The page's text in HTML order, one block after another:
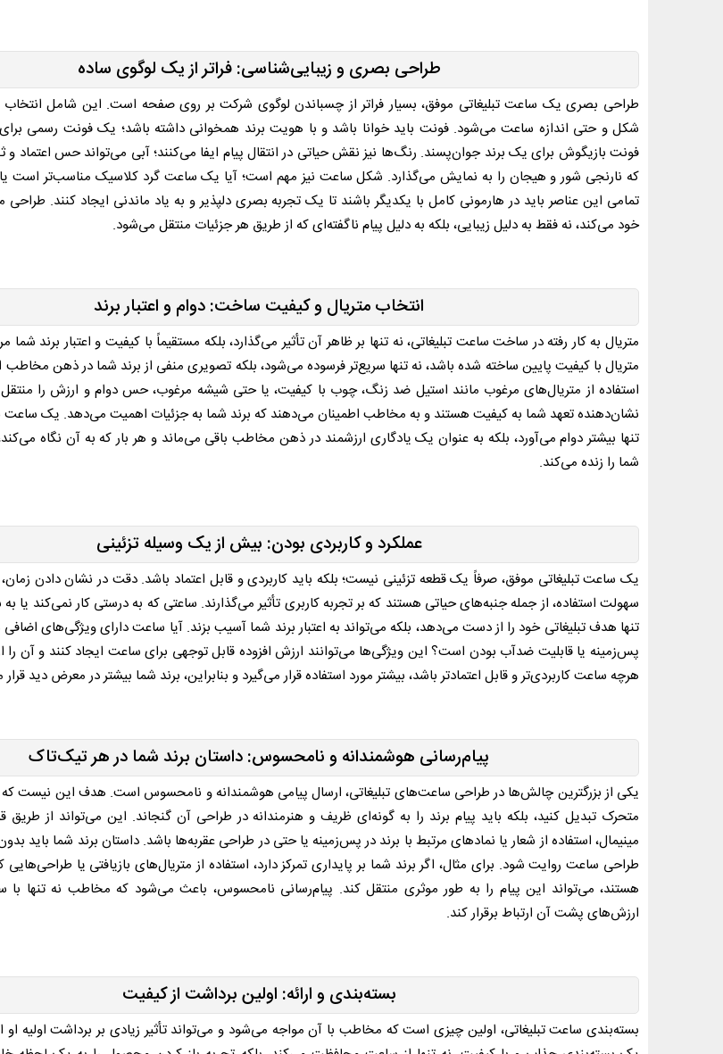
طراحی بصری و زیبایی‌شناسی: فراتر از یک لوگوی ساده
طراحی بصری یک ساعت تبلیغاتی موفق، بسیار فراتر از چسباندن لوگوی شرکت بر روی صفحه است. این شامل انتخاب
شکل و حتی اندازه ساعت می‌شود. فونت باید خوانا باشد و با هویت برند همخوانی داشته باشد؛ یک فونت رسمی
فونت بازیگوش برای یک برند جوان‌پسند. رنگ‌ها نیز نقش حیاتی در انتقال پیام ایفا می‌کنند؛ آبی می‌تواند حس اعتماد و
که نارنجی شور و هیجان را به نمایش می‌گذارد. شکل ساعت نیز مهم است؛ آیا یک ساعت گرد کلاسیک مناسب‌تر است
تمامی این عناصر باید در هارمونی کامل با یکدیگر باشند تا یک تجربه بصری دلپذیر و به یاد ماندنی ایجاد کنند. طراحی
خود می‌کند، نه فقط به دلیل زیبایی، بلکه به دلیل پیام ناگفته‌ای که از طریق هر جزئیات منتقل می‌شود.
انتخاب متریال و کیفیت ساخت: دوام و اعتبار برند
متریال به کار رفته در ساخت ساعت تبلیغاتی، نه تنها بر ظاهر آن تأثیر می‌گذارد، بلکه مستقیماً با کیفیت و اعتبار برند
متریال با کیفیت پایین ساخته شده باشد، نه تنها سریع‌تر فرسوده می‌شود، بلکه تصویری منفی از برند شما در ذهن مخاطب
استفاده از متریال‌های مرغوب مانند استیل ضد زنگ، چوب با کیفیت، یا حتی شیشه مرغوب، حس دوام و ارزش را
نشان‌دهنده تعهد شما به کیفیت هستند و به مخاطب اطمینان می‌دهند که برند شما به جزئیات اهمیت می‌دهد. یک ساعت
تنها بیشتر دوام می‌آورد، بلکه به عنوان یک یادگاری ارزشمند در ذهن مخاطب باقی می‌ماند و هر بار که به آن نگاه
شما را زنده می‌کند.
عملکرد و کاربردی بودن: بیش از یک وسیله تزئینی
یک ساعت تبلیغاتی موفق، صرفاً یک قطعه تزئینی نیست؛ بلکه باید کاربردی و قابل اعتماد باشد. دقت در نشان دادن
سهولت استفاده، از جمله جنبه‌های حیاتی هستند که بر تجربه کاربری تأثیر می‌گذارند. ساعتی که به درستی کار نمی‌کند یا
تنها هدف تبلیغاتی خود را از دست می‌دهد، بلکه می‌تواند به اعتبار برند شما آسیب بزند. آیا ساعت دارای ویژگی‌های اضافی
پس‌زمینه یا قابلیت ضدآب بودن است؟ این ویژگی‌ها می‌توانند ارزش افزوده قابل توجهی برای ساعت ایجاد کنند و آن را
هرچه ساعت کاربردی‌تر و قابل اعتمادتر باشد، بیشتر مورد استفاده قرار می‌گیرد و بنابراین، برند شما بیشتر در معرض دید
پیام‌رسانی هوشمندانه و نامحسوس: داستان برند شما در هر تیک‌تاک
یکی از بزرگترین چالش‌ها در طراحی ساعت‌های تبلیغاتی، ارسال پیامی هوشمندانه و نامحسوس است. هدف این نیست که
متحرک تبدیل کنید، بلکه باید پیام برند را به گونه‌ای ظریف و هنرمندانه در طراحی آن گنجاند. این می‌تواند از طریق
مینیمال، استفاده از شعار یا نمادهای مرتبط با برند در پس‌زمینه یا حتی در طراحی عقربه‌ها باشد. داستان برند شما باید
طراحی ساعت روایت شود. برای مثال، اگر برند شما بر پایداری تمرکز دارد، استفاده از متریال‌های بازیافتی یا طراحی‌هایی
هستند، می‌تواند این پیام را به طور موثری منتقل کند. پیام‌رسانی نامحسوس، باعث می‌شود که مخاطب نه تنها با
ارزش‌های پشت آن ارتباط برقرار کند.
بسته‌بندی و ارائه: اولین برداشت از کیفیت
بسته‌بندی ساعت تبلیغاتی، اولین چیزی است که مخاطب با آن مواجه می‌شود و می‌تواند تأثیر زیادی بر برداشت اولیه او